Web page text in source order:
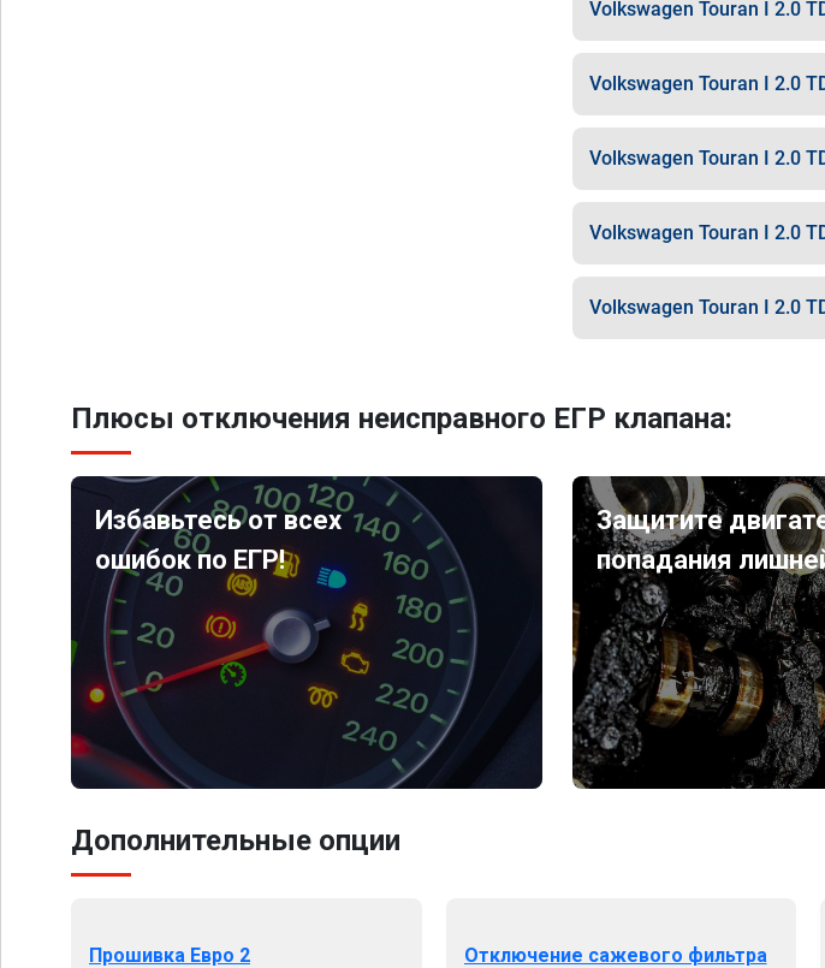
Volkswagen Touran I 2.0
Volkswagen Touran I 2.0
Volkswagen Touran I 2.0
Volkswagen Touran I 2.0
Volkswagen Touran I 2.0
Плюсы отключения неисправного ЕГР клапана:
Избавьтесь от всех
ошибок по ЕГР!
Защитите
попадания
Дополнительные опции
Прошивка Евро 2 Отключение сажевого фильтра